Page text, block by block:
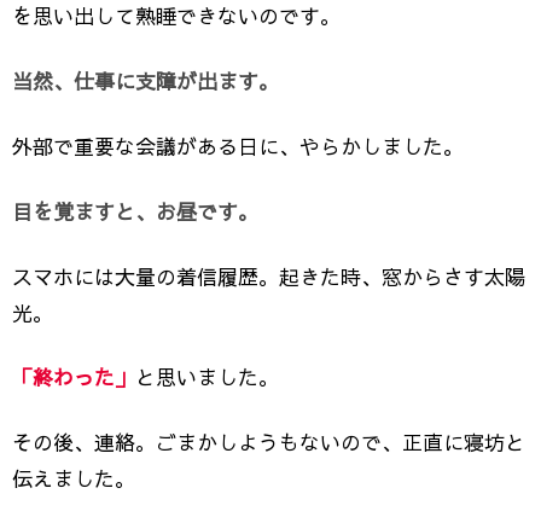
を思い出して熟睡できないのです。
当然、仕事に支障が出ます。
外部で重要な会議がある日に、やらかしました。
目を覚ますと、お昼です。
スマホには大量の着信履歴。起きた時、窓からさす太陽
光。
「終わった」 と思いました。
その後、連絡。ごまかしようもないので、正直に寝坊と
伝えました。